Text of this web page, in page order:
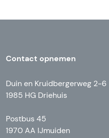
Contact opnemen
Duin en Kruidbergerweg 2-6
1985 HG Driehuis
Postbus 45
1970 AA IJmuiden